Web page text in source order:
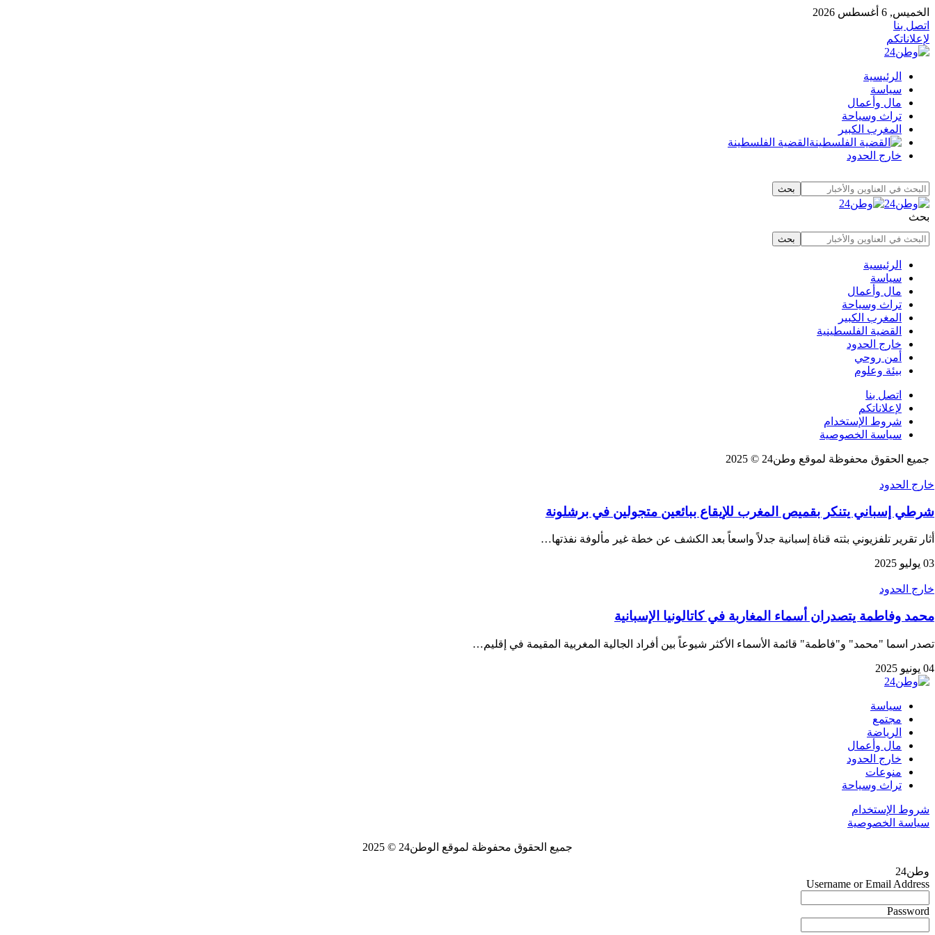
الخميس, 6 أغسطس 2026
اتصل بنا
لإعلاناتكم
الرئيسية
سياسة
مال وأعمال
تراث وسياحة
المغرب الكبير
القضية الفلسطينة
خارج الحدود
بحث
الرئيسية
سياسة
مال وأعمال
تراث وسياحة
المغرب الكبير
القضية الفلسطينية
خارج الحدود
أمن روحي
بيئة وعلوم
اتصل بنا
لإعلاناتكم
شروط الإستخدام
سياسة الخصوصية
جميع الحقوق محفوظة لموقع وطن24 © 2025
خارج الحدود
شرطي إسباني يتنكر بقميص المغرب للإيقاع ببائعين متجولين في برشلونة
أثار تقرير تلفزيوني بثته قناة إسبانية جدلاً واسعاً بعد الكشف عن خطة غير مألوفة نفذتها…
03 يوليو 2025
خارج الحدود
محمد وفاطمة يتصدران أسماء المغاربة في كاتالونيا الإسبانية
تصدر اسما "محمد" و"فاطمة" قائمة الأسماء الأكثر شيوعاً بين أفراد الجالية المغربية المقيمة في إقليم…
04 يونيو 2025
سياسة
مجتمع
الرياضة
مال وأعمال
خارج الحدود
منوعات
تراث وسياحة
شروط الإستخدام
سياسة الخصوصية
جميع الحقوق محفوظة لموقع الوطن24 © 2025
وطن24
Username or Email Address
Password